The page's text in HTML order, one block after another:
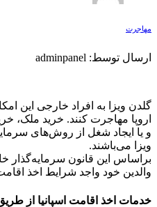
مهاجرت
ارسال توسط: adminpanel
گلدن ویزا به افراد خارجی این
اروپا مهاجرت کنند. خرید ملک،
و یا ایجاد شغل از روش‌های
ویزا می‌باشند.
براساس این قانون سرمایه‌گذار
والدین خود واجد شرایط اخذ
خدمات اخذ اقامت اسپانیا از